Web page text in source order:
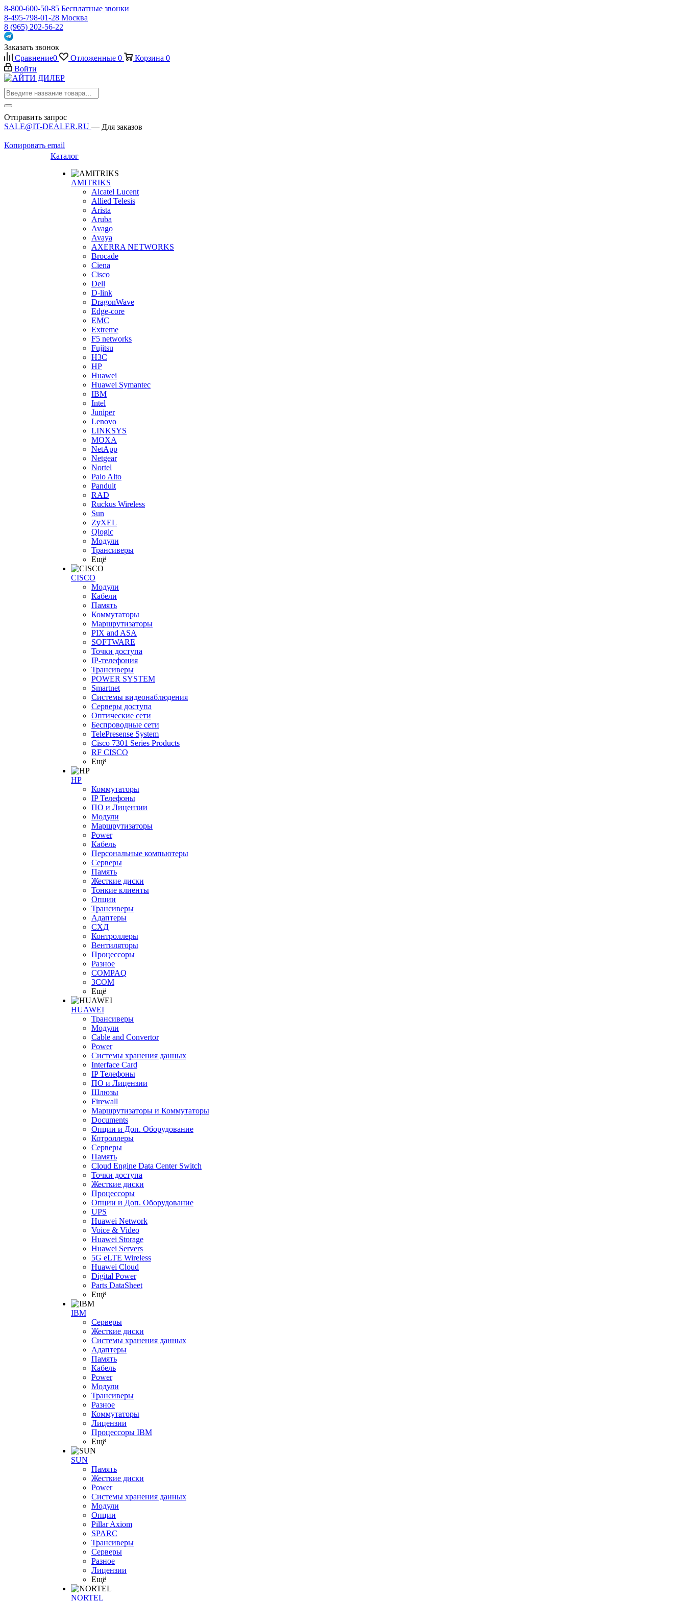
8-800-600-50-85 Бесплатные звонки
8-495-798-01-28 Москва
8 (965) 202-56-22
Заказать звонок
Сравнение0 Отложенные 0 Корзина 0
Войти
Отправить запрос
SALE@IT-DEALER.RU — Для заказов
Копировать email
Каталог
AMITRIKS
Alcatel Lucent
Allied Telesis
Arista
Aruba
Avago
Avaya
AXERRA NETWORKS
Brocade
Ciena
Cisco
Dell
D-link
DragonWave
Edge-core
EMC
Extreme
F5 networks
Fujitsu
H3С
HP
Huawei
Huawei Symantec
IBM
Intel
Juniper
Lenovo
LINKSYS
MOXA
NetApp
Netgear
Nortel
Palo Alto
Panduit
RAD
Ruckus Wireless
Sun
ZyXEL
Qlogic
Модули
Трансиверы
Ещё
CISCO
Модули
Кабели
Память
Коммутаторы
Маршрутизаторы
PIX and ASA
SOFTWARE
Точки доступа
IP-телефония
Трансиверы
POWER SYSTEM
Smartnet
Системы видеонаблюдения
Серверы доступа
Оптические сети
Беспроводные сети
TelePresense System
Cisco 7301 Series Products
RF CISCO
Ещё
HP
Коммутаторы
IP Телефоны
ПО и Лицензии
Модули
Маршрутизаторы
Power
Кабель
Персональные компьютеры
Серверы
Память
Жесткие диски
Тонкие клиенты
Опции
Трансиверы
Адаптеры
СХД
Контроллеры
Вентиляторы
Процессоры
Разное
COMPAQ
3COM
Ещё
HUAWEI
Трансиверы
Модули
Cable and Convertor
Power
Системы хранения данных
Interface Card
IP Телефоны
ПО и Лицензии
Шлюзы
Firewall
Маршрутизаторы и Коммутаторы
Documents
Опции и Доп. Оборудование
Котроллеры
Серверы
Память
Cloud Engine Data Center Switch
Точки доступа
Жесткие диски
Процессоры
Опции и Доп. Оборудование
UPS
Huawei Network
Voice & Video
Huawei Storage
Huawei Servers
5G eLTE Wireless
Huawei Cloud
Digital Power
Parts DataSheet
Ещё
IBM
Серверы
Жесткие диски
Системы хранения данных
Адаптеры
Память
Кабель
Power
Модули
Трансиверы
Разное
Коммутаторы
Лицензии
Процессоры IBM
Ещё
SUN
Память
Жесткие диски
Power
Системы хранения данных
Модули
Опции
Pillar Axiom
SPARC
Трансиверы
Серверы
Разное
Лицензии
Ещё
NORTEL